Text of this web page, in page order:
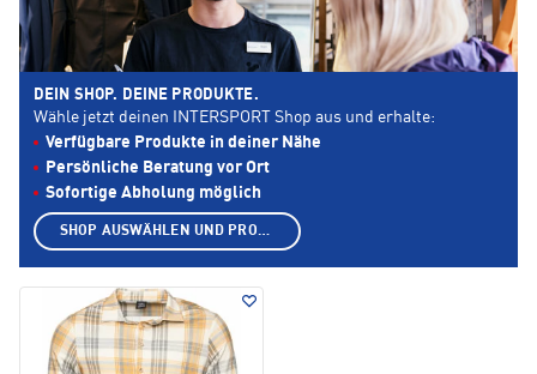
DEIN SHOP. DEINE PRODUKTE.
Wähle jetzt deinen INTERSPORT Shop aus und erhalte:
Verfügbare Produkte in deiner Nähe
Persönliche Beratung vor Ort
Sofortige Abholung möglich
SHOP AUSWÄHLEN UND PRODUKTE ANZEIGEN